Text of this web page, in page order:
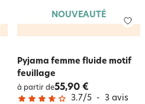
NOUVEAUTÉ
Pyjama femme fluide motif
feuillage
à partir de55,90 €
3.7/5 - 3 avis